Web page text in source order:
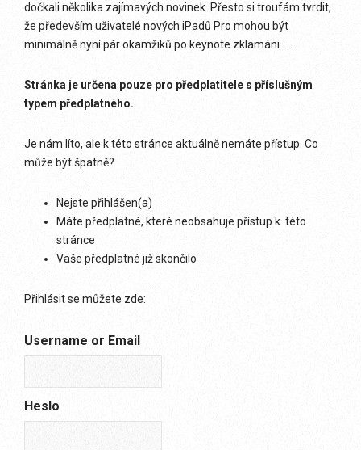
dočkali několika zajímavých novinek. Přesto si troufám tvrdit,
že především uživatelé nových iPadů Pro mohou být
minimálně nyní pár okamžiků po keynote zklamáni . . .
Stránka je určena pouze pro předplatitele s příslušným
typem předplatného.
Je nám líto, ale k této stránce aktuálně nemáte přístup. Co
může být špatně?
Nejste přihlášen(a)
Máte předplatné, které neobsahuje přístup k této
stránce
Vaše předplatné již skončilo
Přihlásit se můžete zde:
Username or Email
Heslo